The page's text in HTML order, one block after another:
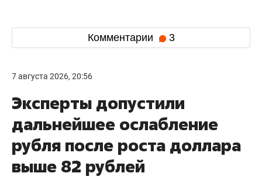
Комментарии 3
7 августа 2026, 20:56
Эксперты допустили
дальнейшее ослабление
рубля после роста доллара
выше 82 рублей